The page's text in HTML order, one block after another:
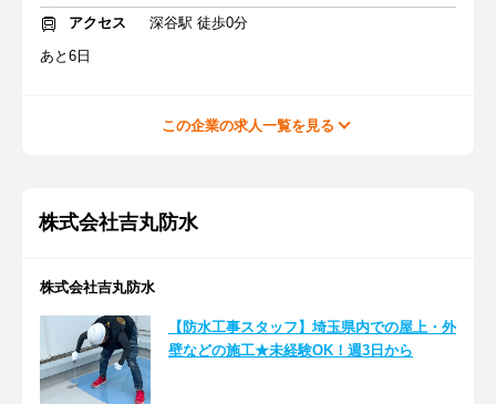
アクセス
深谷駅 徒歩0分
あと6日
この企業の求人一覧を見る
株式会社吉丸防水
株式会社吉丸防水
【防水工事スタッフ】埼玉県内での屋上・外
壁などの施工★未経験OK！週3日から